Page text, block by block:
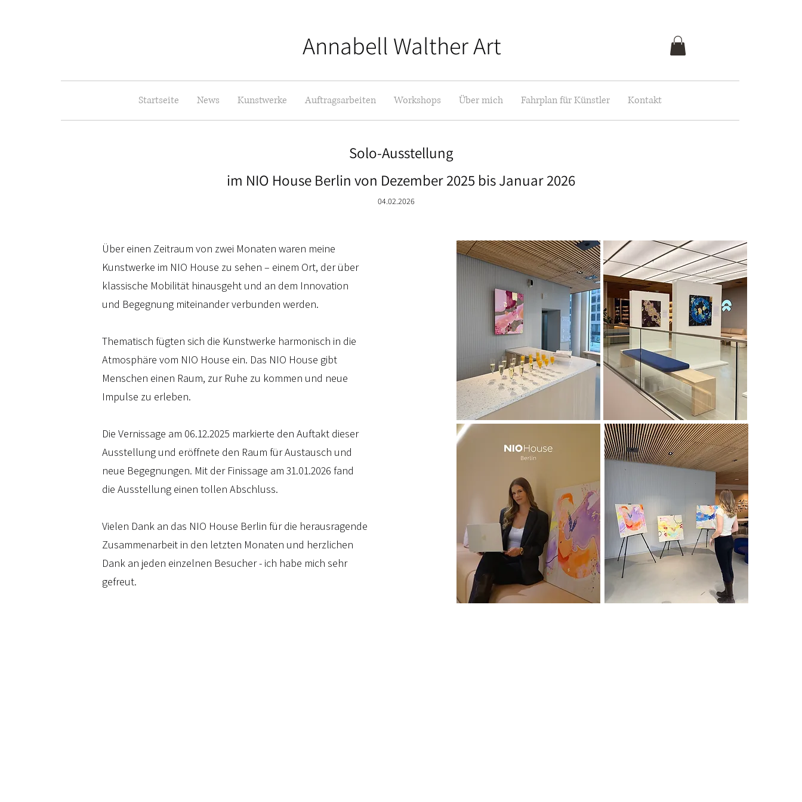
Annabell Walther Art
Startseite News Kunstwerke Auftragsarbeiten Workshops Über mich Fahrplan für Künstler Kontakt
Solo-Ausstellung
im NIO House Berlin von Dezember 2025 bis Januar 2026​
04.02.2026
Über einen Zeitraum von zwei Monaten waren meine
Kunstwerke im NIO House zu sehen – einem Ort, der über
klassische Mobilität hinausgeht und an dem Innovation
und Begegnung miteinander verbunden werden.
Thematisch fügten sich die Kunstwerke harmonisch in die
Atmosphäre vom NIO House ein. Das NIO House gibt
Menschen einen Raum, zur Ruhe zu kommen und neue
Impulse zu erleben.
Die Vernissage am 06.12.2025 markierte den Auftakt dieser
Ausstellung und eröffnete den Raum für Austausch und
neue Begegnungen. Mit der Finissage am 31.01.2026 fand
die Ausstellung einen tollen Abschluss.
Vielen Dank an das NIO House Berlin für die herausragende
Zusammenarbeit in den letzten Monaten und herzlichen
Dank an jeden einzelnen Besucher - ich habe mich sehr
gefreut.